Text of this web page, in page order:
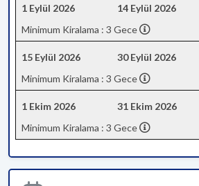
1 Eylül 2026 14 Eylül 2026
Minimum Kiralama : 3 Gece
15 Eylül 2026 30 Eylül 2026
Minimum Kiralama : 3 Gece
1 Ekim 2026 31 Ekim 2026
Minimum Kiralama : 3 Gece